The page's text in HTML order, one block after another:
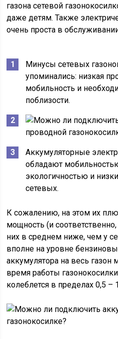
газона сетевой
даже детям. Также
очень проста в
Минусы сетевых
упоминались: низкая
мобильность и
поблизости.
Аккумуляторные
обладают
экологичностью и
сетевых.
К сожалению, на этом их
мощность (и
них в среднем ниже, чем у
вполне на уровне
аккумулятора на весь газон
время работы
колеблется в пределах 0,5 –